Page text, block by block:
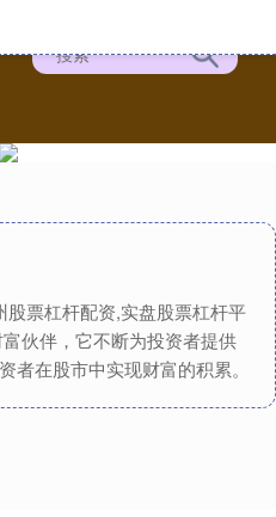
票杠杆配资,实盘股票杠杆平
伙伴，它不断为投资者提供
者在股市中实现财富的积累。